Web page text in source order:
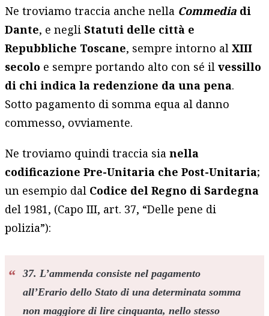
Ne troviamo traccia anche nella Commedia di
Dante, e negliStatuti delle città e
Repubbliche Toscane, sempre intorno alXIII
secolo e sempre portando alto con sé ilvessillo
di chi indica la redenzione da una pena.
Sotto pagamento di somma equa al danno
commesso, ovviamente.
Ne troviamo quindi traccia sianella
codificazione Pre-Unitaria che Post-Unitaria;
un esempio dal Codice del Regno di Sardegna
del 1981, (Capo III, art. 37, “Delle pene di
polizia”):
37. L’ammenda consiste nel pagamento
all’Erario dello Stato di una determinata somma
non maggiore di lire cinquanta, nello stesso